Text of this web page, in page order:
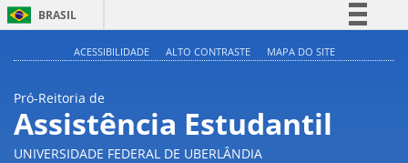
BRASIL
Acesso à informação
Legislação
ACESSIBILIDADE ALTO CONTRASTE MAPA DO SITE
Pró-Reitoria de
Assistência Estudantil
UNIVERSIDADE FEDERAL DE UBERLÂNDIA